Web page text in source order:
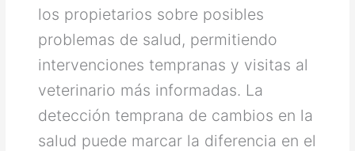
los propietarios sobre posibles
problemas de salud, permitiendo
intervenciones tempranas y visitas al
veterinario más informadas. La
detección temprana de cambios en la
salud puede marcar la diferencia en el